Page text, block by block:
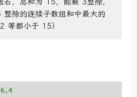
整除的连续子数组和中最大的
等都小于 15）